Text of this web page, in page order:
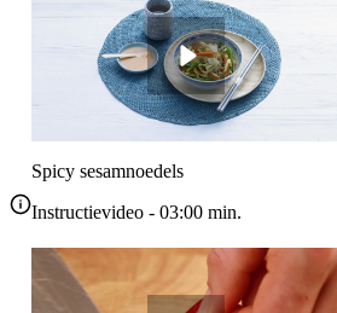
Spicy sesamnoedels
Instructievideo - 03:00 min.